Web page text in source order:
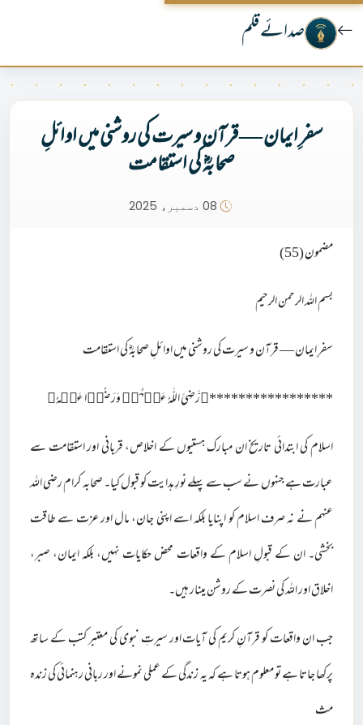
صدائے قلم
سفرِ ایمان — قرآن و سیرت کی روشنی میں اوائلِ
صحابہؓ کی استقامت
08 دسمبر، 2025
مضمون (55)
بسم اللہ الرحمن الرحیم
سفرِ ایمان — قرآن و سیرت کی روشنی میں اوائلِ صحابہؓ کی استقامت
*****************﴿رَّضِیَ اللّٰہُ عَنۡہُمۡ وَرَضُوۡا عَنۡہُ﴾
اسلام کی ابتدائی تاریخ ان مبارک ہستیوں کے اخلاص، قربانی اور استقامت سے
عبارت ہے جنہوں نے سب سے پہلے نورِ ہدایت کو قبول کیا۔ صحابہ کرام رضی اللہ
عنہم نے نہ صرف اسلام کو اپنایا بلکہ اسے اپنی جان، مال اور عزت سے طاقت
بخشی۔ ان کے قبولِ اسلام کے واقعات محض حکایات نہیں، بلکہ ایمان، صبر،
اخلاق اور اللہ کی نصرت کے روشن مینار ہیں۔
جب ان واقعات کو قرآنِ کریم کی آیات اور سیرتِ نبوی کی معتبر کتب کے ساتھ
پرکھا جاتا ہے تو معلوم ہوتا ہے کہ یہ زندگی کے عملی نمونے اور ربانی رہنمائی کی زندہ
مث